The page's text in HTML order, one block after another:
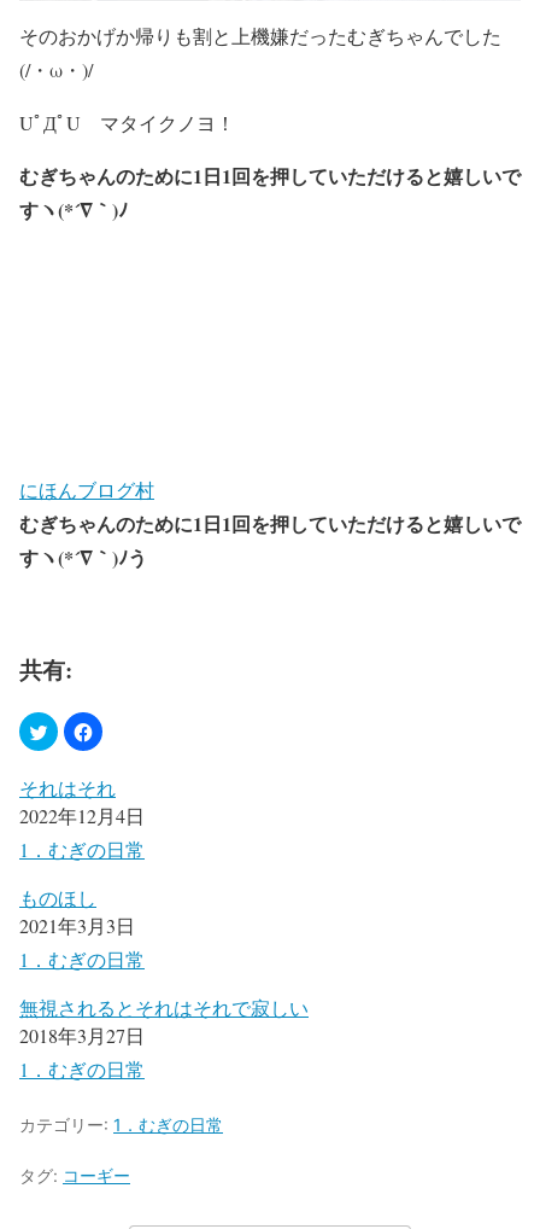
そのおかげか帰りも割と上機嫌だったむぎちゃんでした
(/・ω・)/
UﾟДﾟU マタイクノヨ！
むぎちゃんのために1日1回を押していただけると嬉しいで
すヽ(*´∇｀)ﾉ
にほんブログ村
むぎちゃんのために1日1回を押していただけると嬉しいで
すヽ(*´∇｀)ﾉう
共有:
それはそれ
2022年12月4日
1．むぎの日常
ものほし
2021年3月3日
1．むぎの日常
無視されるとそれはそれで寂しい
2018年3月27日
1．むぎの日常
カテゴリー: 1．むぎの日常
タグ: コーギー